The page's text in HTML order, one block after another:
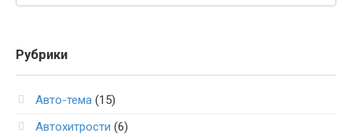
Рубрики
Авто-тема (15)
Автохитрости (6)